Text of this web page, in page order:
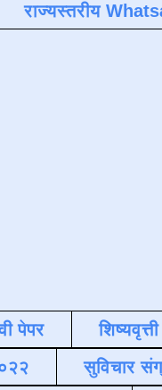
राज्यस्तरीय
पेपर
सुविचार